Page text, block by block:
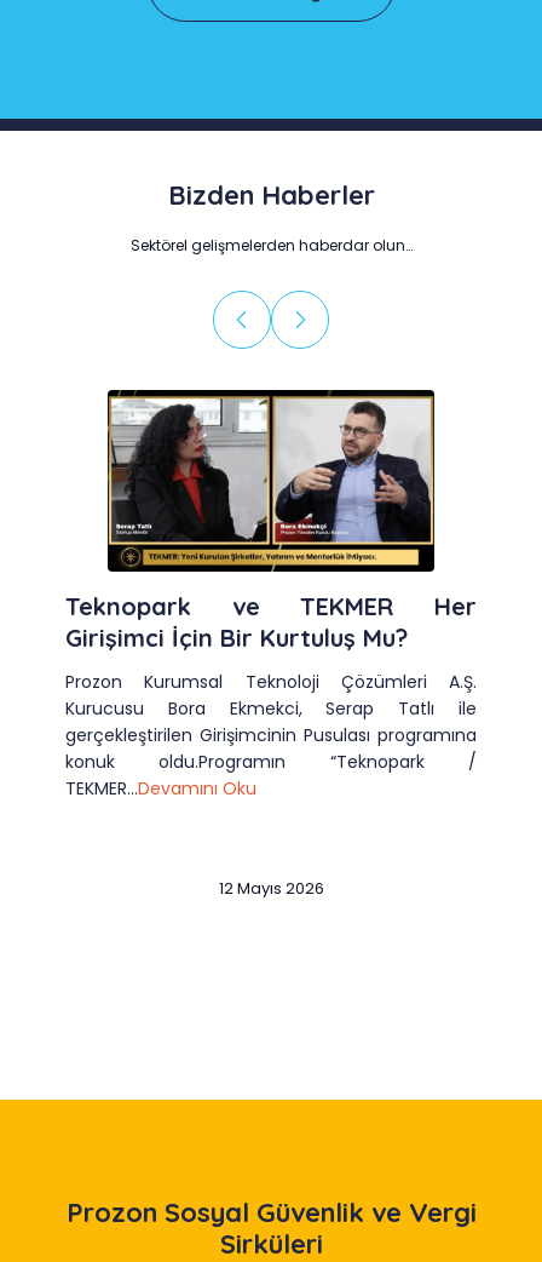
Bizden Haberler
Sektörel gelişmelerden haberdar olun…
Teknopark ve TEKMER Her
Girişimci İçin Bir Kurtuluş Mu?
Prozon Kurumsal Teknoloji Çözümleri A.Ş.
Kurucusu Bora Ekmekci, Serap Tatlı ile
gerçekleştirilen Girişimcinin Pusulası programına
konuk oldu.Programın “Teknopark /
TEKMER...Devamını Oku
12 Mayıs 2026
Prozon Sosyal Güvenlik ve Vergi
Sirküleri